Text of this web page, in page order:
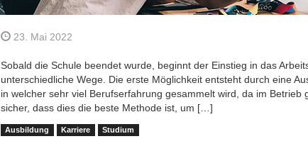
23. Mai 2022
Sobald die Schule beendet wurde, beginnt der Einstieg in das
unterschiedliche Wege. Die erste Möglichkeit entsteht durch eine
in welcher sehr viel Berufserfahrung gesammelt wird, da im Betrieb
sicher, dass dies die beste Methode ist, um […]
Ausbildung Karriere Studium